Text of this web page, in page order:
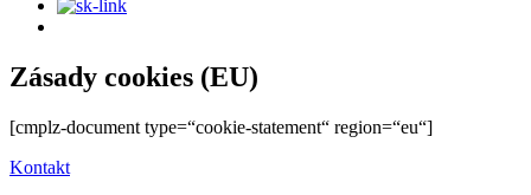
Zásady cookies (EU)
[cmplz-document type=“cookie-statement“ region=“eu“]
Kontakt